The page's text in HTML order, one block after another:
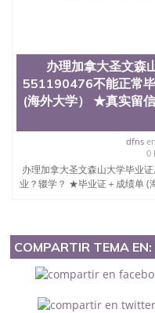
办理加拿大圣文森
551190476不能正常
(海外大学） ★真实留
dfnsen
0
办理加拿大圣文森山大学毕业
业？辍学？ ★毕业证＋成绩单 (
COMPARTIR TEMA EN: